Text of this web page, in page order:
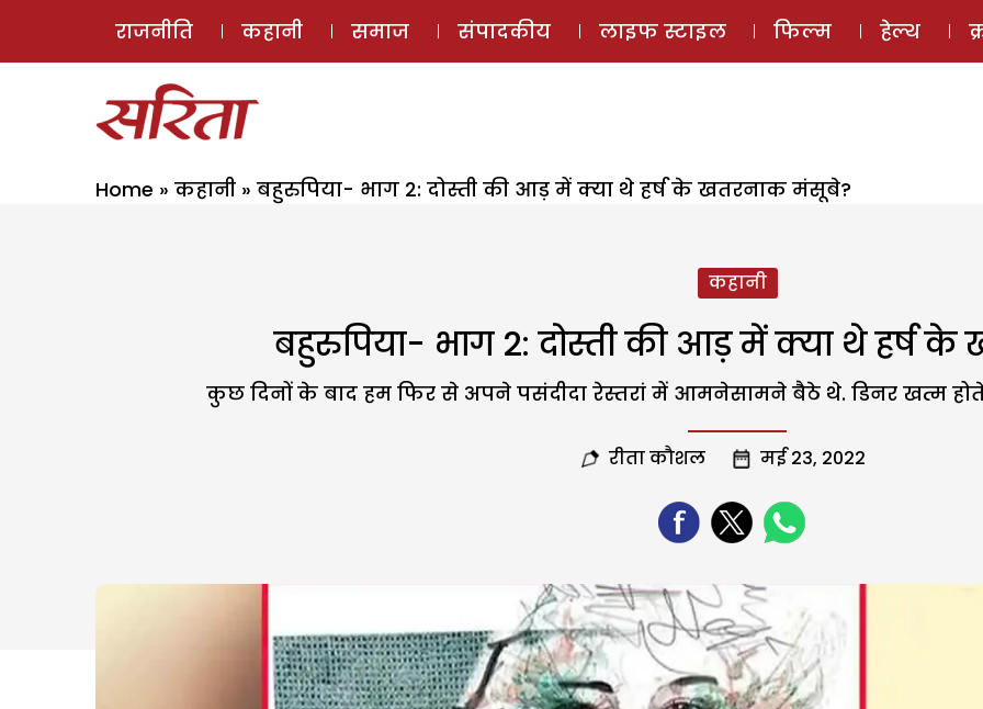
ई-मैगज़ीन
राजनीति कहानी समाज संपादकीय लाइफ स्टाइल फिल्म हेल्थ
Home » कहानी » बहुरुपिया- भाग 2: दोस्ती की आड़ में क्या थे हर्ष के खतरनाक मंसूबे?
कहानी
बहुरुपिया- भाग 2: दोस्ती की आड़ में क्या थे हर्ष
कुछ दिनों के बाद हम फिर से अपने पसंदीदा रेस्तरां में आमनेसामने बैठे थे. डिनर खत्म
रीता कौशल मई 23, 2022